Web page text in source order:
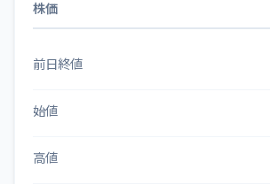
株価
前日終値
始値
高値